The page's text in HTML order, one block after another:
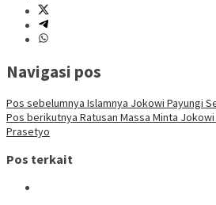
Navigasi pos
Pos sebelumnya Islamnya Jokowi Payungi
Pos berikutnya Ratusan Massa Minta
Prasetyo
Pos terkait